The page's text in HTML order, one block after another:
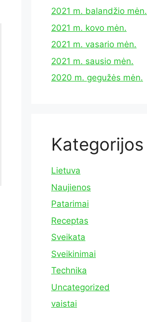
2021 m. balandžio mėn.
2021 m. kovo mėn.
2021 m. vasario mėn.
2021 m. sausio mėn.
2020 m. gegužės mėn.
Kategorijos
Lietuva
Naujienos
Patarimai
Receptas
Sveikata
Sveikinimai
Technika
Uncategorized
vaistai